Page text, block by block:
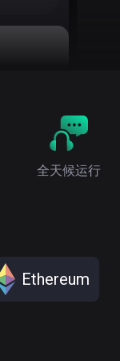
全天候运行
Ethereum